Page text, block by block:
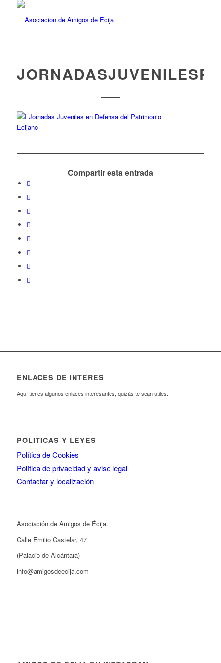
Compartir esta entrada
ENLACES DE INTERÉS
Aquí tienes algunos enlaces interesantes, quizás te sean útiles.
POLÍTICAS Y LEYES
Política de Cookies
Política de privacidad y aviso legal
Contactar y localización
Asociación de Amigos de Écija.
Calle Emilio Castelar, 47
(Palacio de Alcántara)
info@amigosdeecija.com